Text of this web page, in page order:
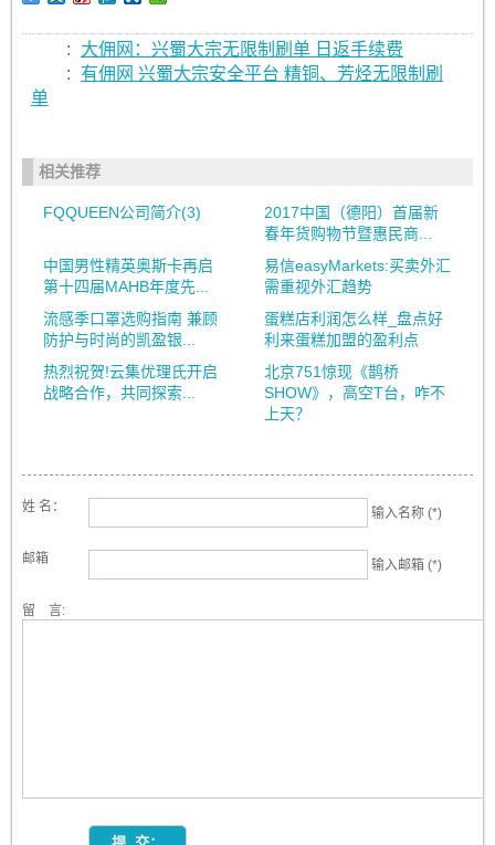
:
大佣网：兴蜀大宗无限制刷单 日返手续费
: 有佣网 兴蜀大宗安全平台 精铜、芳烃无限制刷
单
相关推荐
FQQUEEN公司简介(3)
2017中国（德阳）首届新
春年货购物节暨惠民商...
中国男性精英奥斯卡再启
第十四届MAHB年度先...
易信easyMarkets:买卖外汇
需重视外汇趋势
流感季口罩选购指南 兼顾
防护与时尚的凯盈银...
蛋糕店利润怎么样_盘点好
利来蛋糕加盟的盈利点
热烈祝贺!云集优理氏开启
战略合作，共同探索...
北京751惊现《鹊桥
SHOW》，高空T台，咋不
上天？
姓 名： 输入名称 (*)
邮箱 输入邮箱 (*)
留 言: